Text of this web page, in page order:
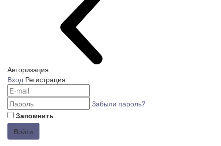
Авторизация
Вход Регистрация
Забыли пароль?
Запомнить
Войти